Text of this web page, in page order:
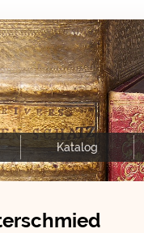
Katalog